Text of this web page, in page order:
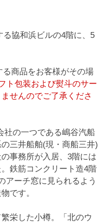
協和浜ビルの4階に、5
商品をお客様がその場
ト包装および熨斗のサー
せんのでご了承くださ
社の一つである嶋谷汽船
三井船舶(現・商船三井)
事務所が入居、3階には
鉄筋コンクリート造4階
アーチ窓に見られるよう
です。
栄した小樽。「北のウ